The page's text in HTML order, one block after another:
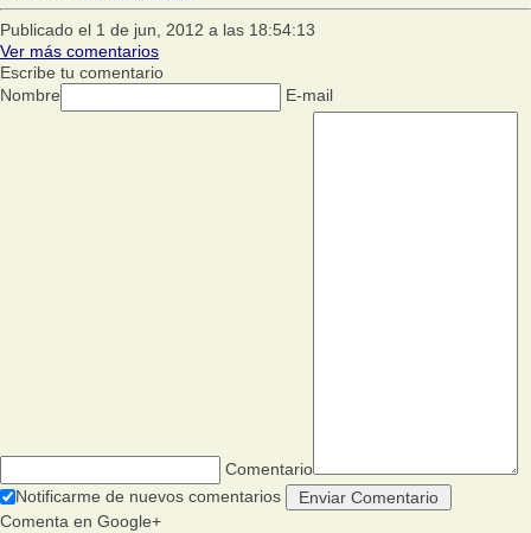
Publicado el 1 de jun, 2012 a las 18:54:13
Ver más comentarios
Escribe tu comentario
Nombre
E-mail
Comentario
Notificarme de nuevos comentarios
Comenta en Google+